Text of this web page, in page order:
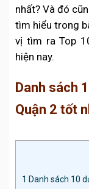
nhất? Và đó
tìm hiểu trong
vị tìm ra Top
hiện nay.
Danh sách
Quận 2 tốt
1 Danh sách 10